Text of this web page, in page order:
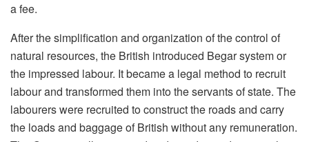
a fee.
After the simplification and organization of the control of
natural resources, the British introduced Begar system or
the impressed labour. It became a legal method to recruit
labour and transformed them into the servants of state. The
labourers were recruited to construct the roads and carry
the loads and baggage of British without any remuneration.